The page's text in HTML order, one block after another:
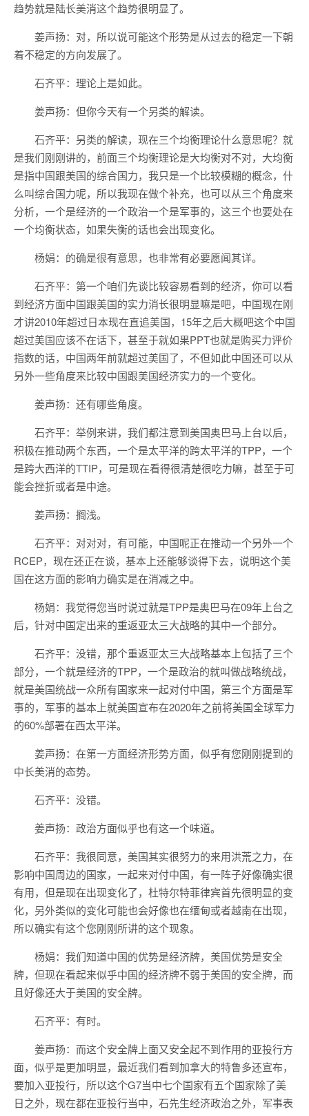
趋势就是陆长美消这个趋势很明显了。
姜声扬：对，所以说可能这个形势是从过去的稳定一下朝
着不稳定的方向发展了。
石齐平：理论上是如此。
姜声扬：但你今天有一个另类的解读。
石齐平：另类的解读，现在三个均衡理论什么意思呢？就
是我们刚刚讲的，前面三个均衡理论是大均衡对不对，大均衡
是指中国跟美国的综合国力，我只是一个比较模糊的概念，什
么叫综合国力呢，所以我现在做个补充，也可以从三个角度来
分析，一个是经济的一个政治一个是军事的，这三个也要处在
一个均衡状态，如果失衡的话也会出现变化。
杨娟：的确是很有意思，也非常有必要愿闻其详。
石齐平：第一个咱们先谈比较容易看到的经济，你可以看
到经济方面中国跟美国的实力消长很明显嘛是吧，中国现在刚
才讲2010年超过日本现在直追美国，15年之后大概吧这个中国
超过美国应该不在话下，甚至于就如果PPT也就是购买力评价
指数的话，中国两年前就超过美国了，不但如此中国还可以从
另外一些角度来比较中国跟美国经济实力的一个变化。
姜声扬：还有哪些角度。
石齐平：举例来讲，我们都注意到美国奥巴马上台以后，
积极在推动两个东西，一个是太平洋的跨太平洋的TPP，一个
是跨大西洋的TTIP，可是现在看得很清楚很吃力嘛，甚至于可
能会挫折或者是中途。
姜声扬：搁浅。
石齐平：对对对，有可能，中国呢正在推动一个另外一个
RCEP，现在还正在谈，基本上还能够谈得下去，说明这个美
国在这方面的影响力确实是在消减之中。
杨娟：我觉得您当时说过就是TPP是奥巴马在09年上台之
后，针对中国定出来的重返亚太三大战略的其中一个部分。
石齐平：没错，那个重返亚太三大战略基本上包括了三个
部分，一个就是经济的TPP，一个是政治的就叫做战略统战，
就是美国统战一众所有国家来一起对付中国，第三个方面是军
事的，军事的基本上就美国宣布在2020年之前将美国全球军力
的60%部署在西太平洋。
姜声扬：在第一方面经济形势方面，似乎有您刚刚提到的
中长美消的态势。
石齐平：没错。
姜声扬：政治方面似乎也有这一个味道。
石齐平：我很同意，美国其实很努力的来用洪荒之力，在
影响中国周边的国家，一起来对付中国，有一阵子好像确实很
有用，但是现在出现变化了，杜特尔特菲律宾首先很明显的变
化，另外类似的变化可能也会好像也在缅甸或者越南在出现，
所以确实有这个您刚刚所讲的这个现象。
杨娟：我们知道中国的优势是经济牌，美国优势是安全
牌，但现在看起来似乎中国的经济牌不弱于美国的安全牌，而
且好像还大于美国的安全牌。
石齐平：有时。
姜声扬：而这个安全牌上面又安全起不到作用的亚投行方
面，似乎是更加明显，最近我们看到加拿大的特鲁多还宣布，
要加入亚投行，所以这个G7当中七个国家有五个国家除了美
日之外，现在都在亚投行当中，石先生经济政治之外，军事表